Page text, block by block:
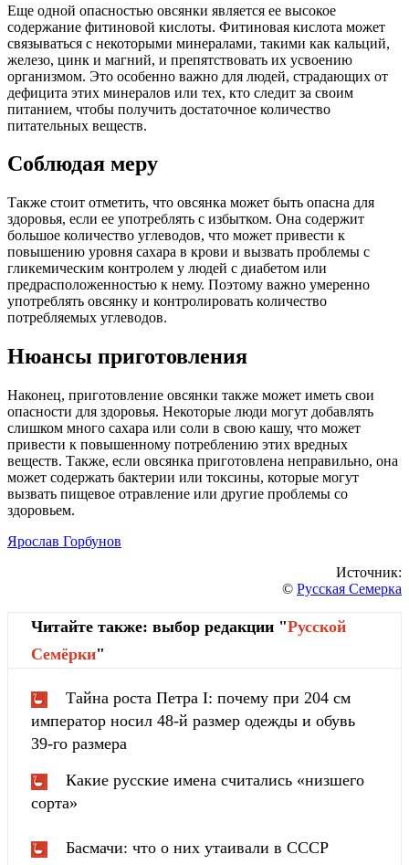
Еще одной опасностью овсянки является ее высокое
содержание фитиновой кислоты. Фитиновая кислота может
связываться с некоторыми минералами, такими как кальций,
железо, цинк и магний, и препятствовать их усвоению
организмом. Это особенно важно для людей, страдающих от
дефицита этих минералов или тех, кто следит за своим
питанием, чтобы получить достаточное количество
питательных веществ.
Соблюдая меру
Также стоит отметить, что овсянка может быть опасна для
здоровья, если ее употреблять с избытком. Она содержит
большое количество углеводов, что может привести к
повышению уровня сахара в крови и вызвать проблемы с
гликемическим контролем у людей с диабетом или
предрасположенностью к нему. Поэтому важно умеренно
употреблять овсянку и контролировать количество
потребляемых углеводов.
Нюансы приготовления
Наконец, приготовление овсянки также может иметь свои
опасности для здоровья. Некоторые люди могут добавлять
слишком много сахара или соли в свою кашу, что может
привести к повышенному потреблению этих вредных
веществ. Также, если овсянка приготовлена неправильно, она
может содержать бактерии или токсины, которые могут
вызвать пищевое отравление или другие проблемы со
здоровьем.
Ярослав Горбунов
Источник:
© Русская Семерка
Читайте также: выбор редакции "Русской
Cемёрки"
Тайна роста Петра I: почему при 204 см
император носил 48-й размер одежды и обувь
39-го размера
Какие русские имена считались «низшего
сорта»
Басмачи: что о них утаивали в СССР